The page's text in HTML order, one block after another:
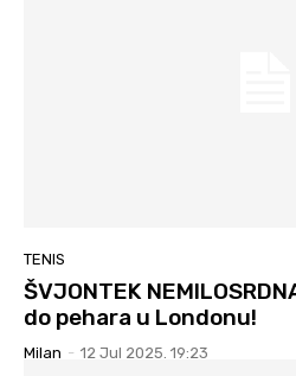
TENIS
ŠVJONTEK
do pehara u Londonu!
Milan - 12 Jul 2025. 19:23